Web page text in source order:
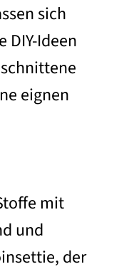
sich
DIY-Ideen
eignen
mit
und
der